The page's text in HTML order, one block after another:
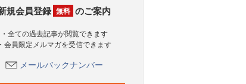
規会員登録 無料 のご案内
・全ての過去記事が閲覧できます
・会員限定メルマガを受信できます
メールバックナンバー